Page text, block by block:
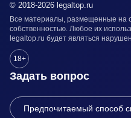
© 2018-2026 legaltop.ru
Все материалы, размещенные на
собственностью. Любое их
legaltop.ru будет являться
18+
Задать вопрос